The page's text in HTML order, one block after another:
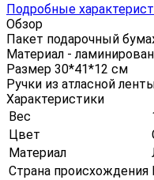
Подробные
Обзор
Пакет подарочный
Материал -
Размер 30*41*12 см
Ручки из атласной
Характеристики
Вес
Цвет
Материал
Страна происхождения